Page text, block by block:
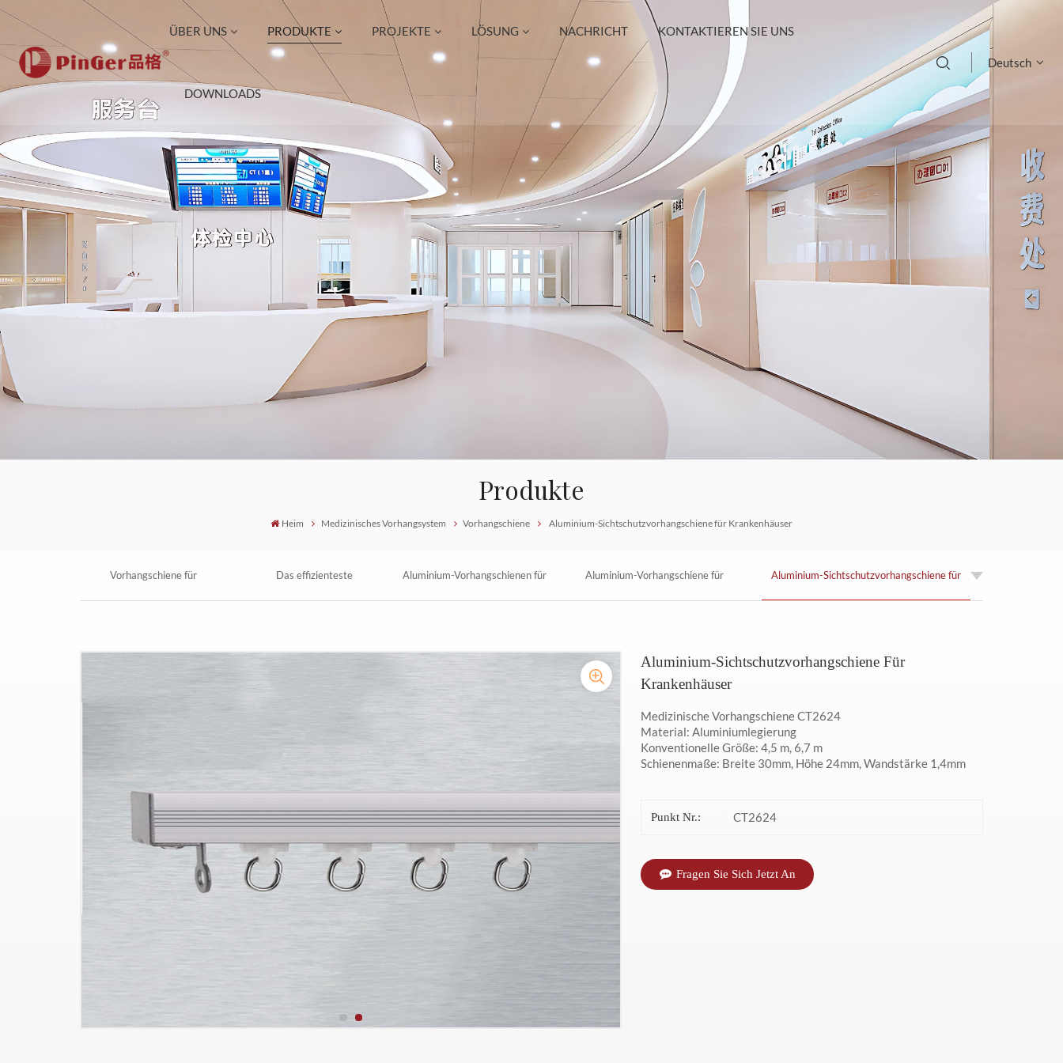
ÜBER UNS PRODUKTE PROJEKTE LÖSUNG NACHRICHT KONTAKTIEREN SIE UNS
DOWNLOADS
Deutsch
English
français
Tiếng việt
Produkte
Heim Medizinisches Vorhangsystem Vorhangschiene Aluminium-Sichtschutzvorhangschiene für Krankenhäuser
Vorhangschiene für Das effizienteste Aluminium-Vorhangschienen für Aluminium-Vorhangschiene für Aluminium-Sichtschutzvorhangschiene für
Aluminium-Sichtschutzvorhangschiene Für
Krankenhäuser
Medizinische Vorhangschiene CT2624
Material: Aluminiumlegierung
Konventionelle Größe: 4,5 m, 6,7 m
Schienenmaße: Breite 30mm, Höhe 24mm, Wandstärke 1,4mm
Punkt Nr.: CT2624
Fragen Sie Sich Jetzt An